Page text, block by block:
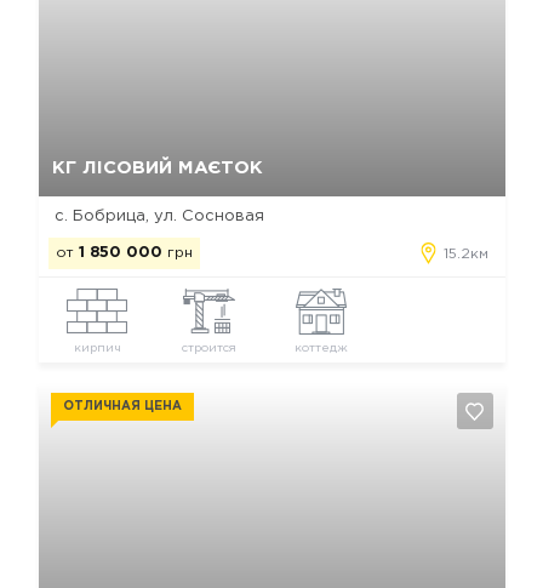
КГ ЛІСОВИЙ МАЄТОК
с. Бобрица, ул. Сосновая
от 1 850 000 грн 15.2км
кирпич строится коттедж
ОТЛИЧНАЯ ЦЕНА